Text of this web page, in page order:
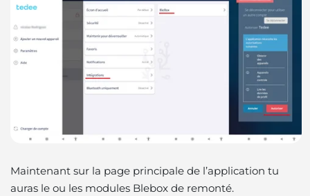
Maintenant sur la page principale de l’application tu
auras le ou les modules Blebox de remonté.